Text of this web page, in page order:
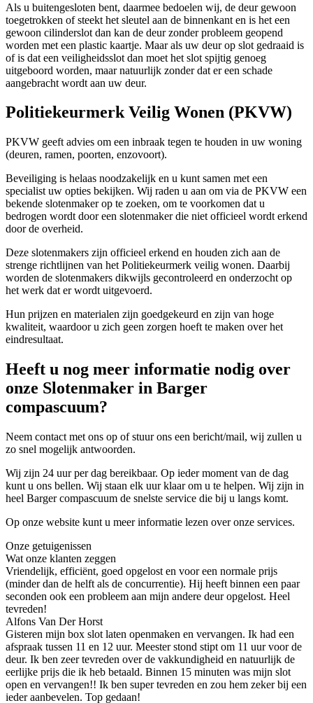
Als u buitengesloten bent, daarmee bedoelen wij, de deur gewoon
toegetrokken of steekt het sleutel aan de binnenkant en is het een
gewoon cilinderslot dan kan de deur zonder probleem geopend
worden met een plastic kaartje. Maar als uw deur op slot gedraaid is
of is dat een veiligheidsslot dan moet het slot spijtig genoeg
uitgeboord worden, maar natuurlijk zonder dat er een schade
aangebracht wordt aan uw deur.
Politiekeurmerk Veilig Wonen (PKVW)
PKVW geeft advies om een inbraak tegen te houden in uw woning
(deuren, ramen, poorten, enzovoort).
Beveiliging is helaas noodzakelijk en u kunt samen met een
specialist uw opties bekijken. Wij raden u aan om via de PKVW een
bekende slotenmaker op te zoeken, om te voorkomen dat u
bedrogen wordt door een slotenmaker die niet officieel wordt erkend
door de overheid.
Deze slotenmakers zijn officieel erkend en houden zich aan de
strenge richtlijnen van het Politiekeurmerk veilig wonen. Daarbij
worden de slotenmakers dikwijls gecontroleerd en onderzocht op
het werk dat er wordt uitgevoerd.
Hun prijzen en materialen zijn goedgekeurd en zijn van hoge
kwaliteit, waardoor u zich geen zorgen hoeft te maken over het
eindresultaat.
Heeft u nog meer informatie nodig over
onze Slotenmaker in Barger
compascuum?
Neem contact met ons op of stuur ons een bericht/mail, wij zullen u
zo snel mogelijk antwoorden.
Wij zijn 24 uur per dag bereikbaar. Op ieder moment van de dag
kunt u ons bellen. Wij staan elk uur klaar om u te helpen. Wij zijn in
heel Barger compascuum de snelste service die bij u langs komt.
Op onze website kunt u meer informatie lezen over onze services.
Onze getuigenissen
Wat onze klanten zeggen
Vriendelijk, efficiënt, goed opgelost en voor een normale prijs
(minder dan de helft als de concurrentie). Hij heeft binnen een paar
seconden ook een probleem aan mijn andere deur opgelost. Heel
tevreden!
Alfons Van Der Horst
Gisteren mijn box slot laten openmaken en vervangen. Ik had een
afspraak tussen 11 en 12 uur. Meester stond stipt om 11 uur voor de
deur. Ik ben zeer tevreden over de vakkundigheid en natuurlijk de
eerlijke prijs die ik heb betaald. Binnen 15 minuten was mijn slot
open en vervangen!! Ik ben super tevreden en zou hem zeker bij een
ieder aanbevelen. Top gedaan!